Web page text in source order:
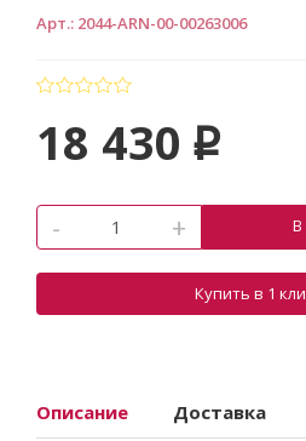
Арт.: 2044-ARN-00-00263006
18 430 p
- + В
Купить в 1
Описание Доставка